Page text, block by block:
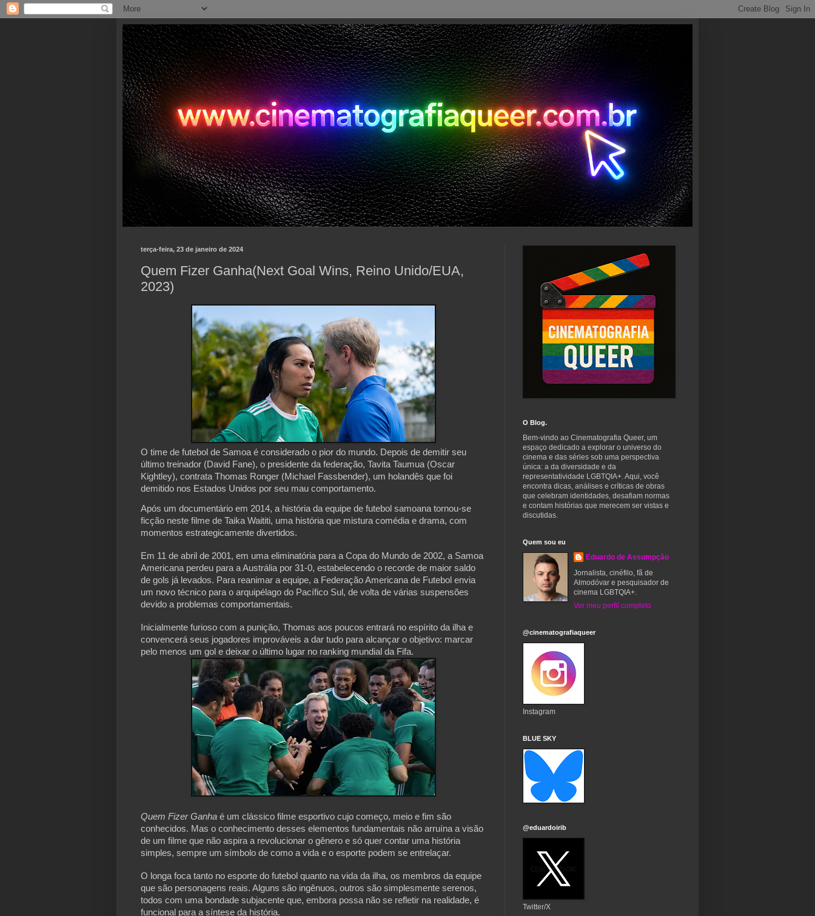
terça-feira, 23 de janeiro de 2024
Quem Fizer Ganha(Next Goal Wins, Reino Unido/EUA,
2023)
O time de futebol de Samoa é considerado o pior do mundo. Depois de demitir seu
último treinador (David Fane), o presidente da federação, Tavita Taumua (Oscar
Kightley), contrata Thomas Ronger (Michael Fassbender), um holandês que foi
demitido nos Estados Unidos por seu mau comportamento.
Após um documentário em 2014, a história da equipe de futebol samoana tornou-se
ficção neste filme de Taika Waititi, uma história que mistura comédia e drama, com
momentos estrategicamente divertidos.
Em 11 de abril de 2001, em uma eliminatória para a Copa do Mundo de 2002, a Samoa
Americana perdeu para a Austrália por 31-0, estabelecendo o recorde de maior saldo
de gols já levados. Para reanimar a equipe, a Federação Americana de Futebol envia
um novo técnico para o arquipélago do Pacífico Sul, de volta de várias suspensões
devido a problemas comportamentais.
Inicialmente furioso com a punição, Thomas aos poucos entrará no espírito da ilha e
convencerá seus jogadores improváveis a dar tudo para alcançar o objetivo: marcar
pelo menos um gol e deixar o último lugar no ranking mundial da Fifa.
Quem Fizer Ganha é um clássico filme esportivo cujo começo, meio e fim são
conhecidos. Mas o conhecimento desses elementos fundamentais não arruína a visão
de um filme que não aspira a revolucionar o gênero e só quer contar uma história
simples, sempre um símbolo de como a vida e o esporte podem se entrelaçar.
O longa foca tanto no esporte do futebol quanto na vida da ilha, os membros da equipe
que são personagens reais. Alguns são ingênuos, outros são simplesmente serenos,
todos com uma bondade subjacente que, embora possa não se refletir na realidade, é
funcional para a síntese da história.
O Blog.
Bem-vindo ao Cinematografia Queer, um
espaço dedicado a explorar o universo do
cinema e das séries sob uma perspectiva
única: a da diversidade e da
representatividade LGBTQIA+. Aqui, você
encontra dicas, análises e críticas de obras
que celebram identidades, desafiam normas
e contam histórias que merecem ser vistas e
discutidas.
Quem sou eu
Eduardo de Assumpção
Jornalista, cinéfilo, fã de
Almodóvar e pesquisador de
cinema LGBTQIA+.
Ver meu perfil completo
@cinematografiaqueer
Instagram
BLUE SKY
@eduardoirib
Twitter/X